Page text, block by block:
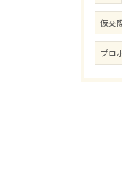
仮交
プロ